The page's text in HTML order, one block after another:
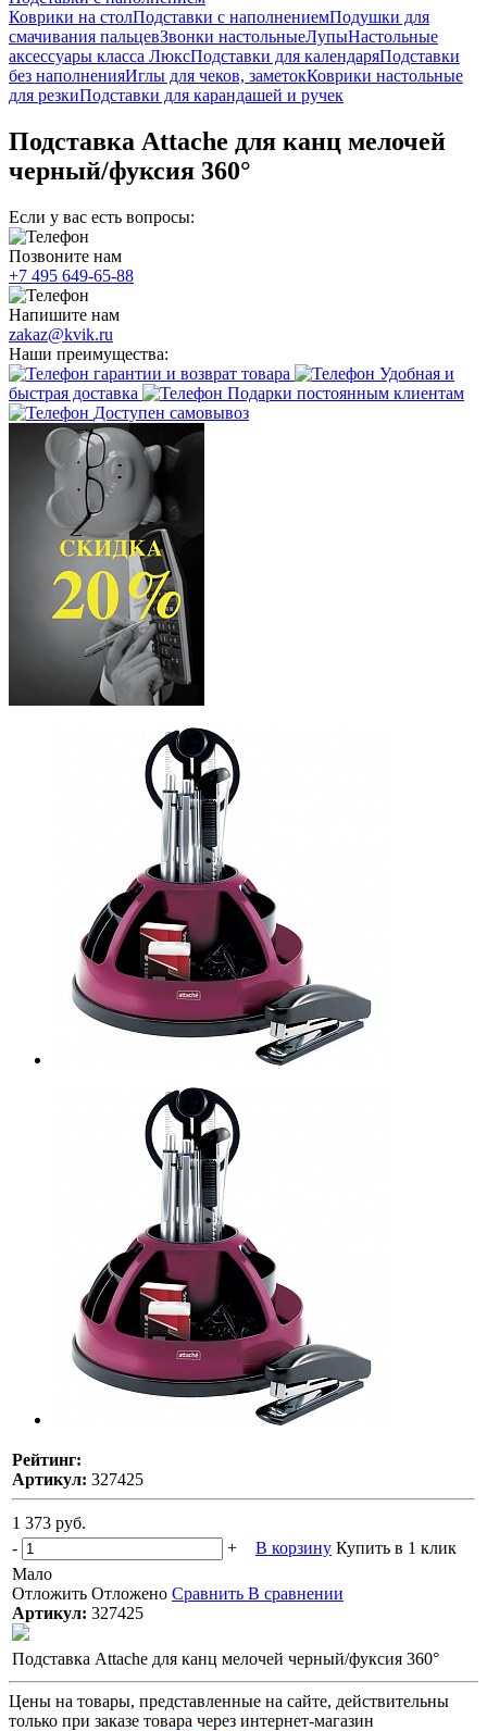
Коврики на столПодставки с наполнениемПодушки для
смачивания пальцевЗвонки настольныеЛупыНастольные
аксессуары класса ЛюксПодставки для календаряПодставки
без наполненияИглы для чеков, заметокКоврики настольные
для резкиПодставки для карандашей и ручек
Подставка Attache для канц мелочей
черный/фуксия 360°
Если у вас есть вопросы:
Позвоните нам
+7 495 649-65-88
Напишите нам
zakaz@kvik.ru
Наши преимущества:
гарантии и возврат товара
Удобная и
быстрая доставка
Подарки постоянным клиентам
Доступен самовывоз
Рейтинг:
Артикул: 327425
1 373 руб.
-
+ В корзину Купить в 1 клик
Мало
Отложить Отложено Сравнить В сравнении
Артикул: 327425
Подставка Attache для канц мелочей черный/фуксия 360°
Цены на товары, представленные на сайте, действительны
только при заказе товара через интернет-магазин